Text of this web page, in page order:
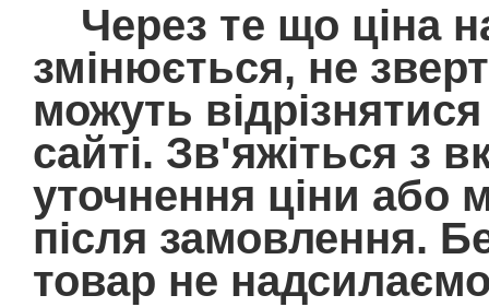
Через те що ціна
змінюється, не
можуть
сайті. Зв'яжіться з
уточнення ціни або
після замовлення.
товар не